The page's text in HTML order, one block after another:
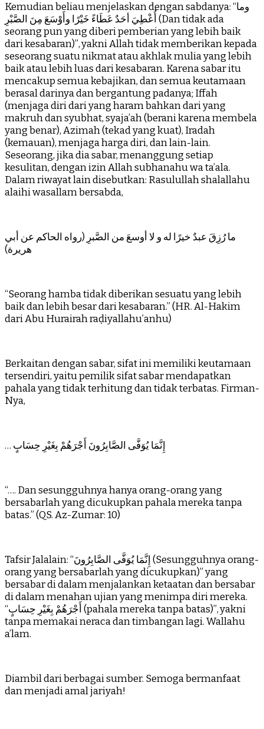
Kemudian beliau menjelaskan dengan sabdanya: “وما
أُعْطِيَ أحَدٌ عَطَاءً خَيْرًا وأَوْسَعَ مِنَ الصَّبْرِ (Dan tidak ada
seorang pun yang diberi pemberian yang lebih baik
dari kesabaran)”, yakni Allah tidak memberikan kepada
seseorang suatu nikmat atau akhlak mulia yang lebih
baik atau lebih luas dari kesabaran. Karena sabar itu
mencakup semua kebajikan, dan semua keutamaan
berasal darinya dan bergantung padanya; Iffah
(menjaga diri dari yang haram bahkan dari yang
makruh dan syubhat, syaja’ah (berani karena membela
yang benar), Azimah (tekad yang kuat), Iradah
(kemauan), menjaga harga diri, dan lain-lain.
Seseorang, jika dia sabar, menanggung setiap
kesulitan, dengan izin Allah subhanahu wa ta’ala.
Dalam riwayat lain disebutkan: Rasulullah shalallahu
alaihi wasallam bersabda,
ما رُزِقَ عبدٌ خيرًا له و لا أوسعَ من الصَّبرِ (رواه الحاكم عن أبي
هريرة)
“Seorang hamba tidak diberikan sesuatu yang lebih
baik dan lebih besar dari kesabaran.” (HR. Al-Hakim
dari Abu Hurairah raḍiyallahu’anhu)
Berkaitan dengan sabar, sifat ini memiliki keutamaan
tersendiri, yaitu pemilik sifat sabar mendapatkan
pahala yang tidak terhitung dan tidak terbatas. Firman-
Nya,
… إِنَّمَا يُوَفَّى الصَّابِرُونَ أَجْرَهُمْ بِغَيْرِ حِسَابٍ
“…. Dan sesungguhnya hanya orang-orang yang
bersabarlah yang dicukupkan pahala mereka tanpa
batas.” (QS. Az-Zumar: 10)
Tafsir Jalalain: “إِنَّمَا يُوَفَّى الصَّابِرُونَ (Sesungguhnya orang-
orang yang bersabarlah yang dicukupkan)” yang
bersabar di dalam menjalankan ketaatan dan bersabar
di dalam menahan ujian yang menimpa diri mereka.
“أَجْرَهُمْ بِغَيْرِ حِسَابٍ (pahala mereka tanpa batas)”, yakni
tanpa memakai neraca dan timbangan lagi. Wallahu
a’lam.
Diambil dari berbagai sumber. Semoga bermanfaat
dan menjadi amal jariyah!